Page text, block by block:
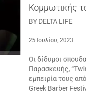
Κομμωτικής
BY DELTA LIFE
25 Ιουλίου, 2023
Οι δίδυμοι
Παρασκευής,
εμπειρία τους
Greek Barber